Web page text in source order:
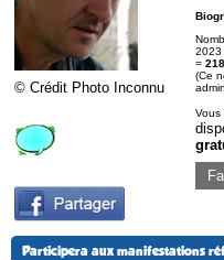
© Crédit Photo Inconnu
2023
= 218
(Ce
Vous
Participera aux manifestations